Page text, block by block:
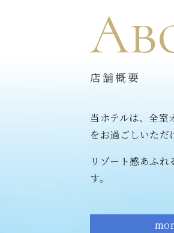
店舗概要
当ホテルは、全室
をお過ごしいただ
リゾート感あふ
す。